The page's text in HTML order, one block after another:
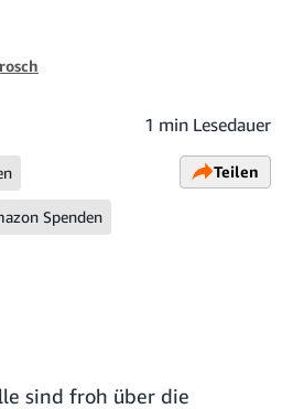
1 min Lesedauer
Spenden
Teilen
sind froh über die